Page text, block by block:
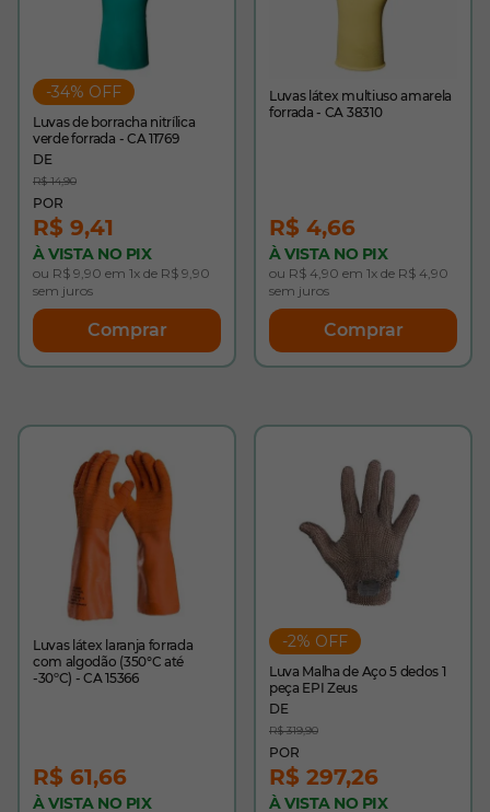
-34% OFF
Luvas de borracha nitrílica
verde forrada - CA 11769
R$ 14,90
R$ 9,41
À VISTA NO PIX
ou R$ 9,90 em 1x de R$ 9,90
sem juros
Comprar
Luvas látex multiuso amarela
forrada - CA 38310
R$ 4,66
À VISTA NO PIX
ou R$ 4,90 em 1x de R$ 4,90
sem juros
Comprar
Luvas látex laranja forrada
com algodão (350°C até
-30ºC) - CA 15366
R$ 61,66
À VISTA NO PIX
-2% OFF
Luva Malha de Aço 5 dedos 1
peça EPI Zeus
R$ 319,90
R$ 297,26
À VISTA NO PIX